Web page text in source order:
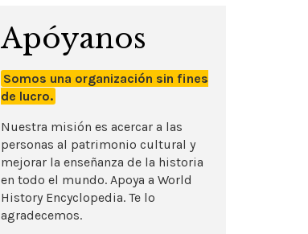
Apóyanos
Somos una organización sin fines
de lucro.
Nuestra misión es acercar a las
personas al patrimonio cultural y
mejorar la enseñanza de la historia
en todo el mundo. Apoya a World
History Encyclopedia. Te lo
agradecemos.